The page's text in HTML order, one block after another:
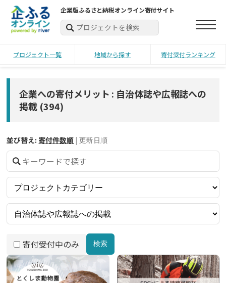
企業版ふるさと納税オンライン寄付サイト
プロジェクト一覧 地域から探す 寄付受付ランキング
企業への寄付メリット : 自治体誌や広報誌への
掲載 (394)
並び替え: 寄付件数順 | 更新日順
寄付受付中のみ 検索